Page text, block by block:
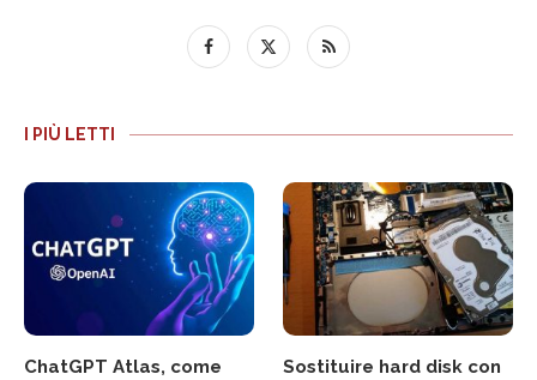
I PIÙ LETTI
ChatGPT Atlas, come
Sostituire hard disk con